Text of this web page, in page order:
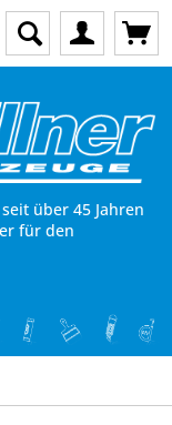
über 45 Jahren
für den